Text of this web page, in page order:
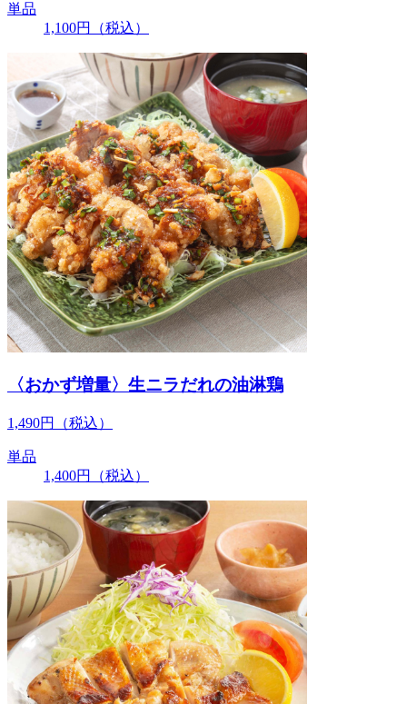
単品
1,100円 （税込）
〈おかず増量〉生ニラだれの油淋鶏
1,490円 （税込）
単品
1,400円 （税込）